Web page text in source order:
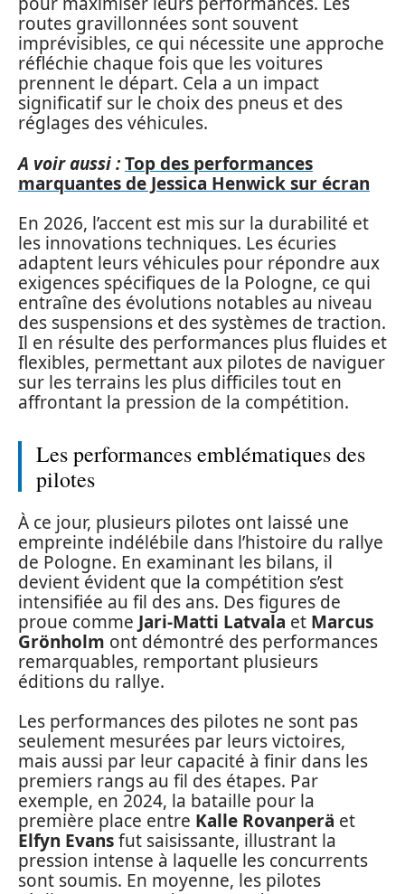
routes gravillonnées sont souvent
imprévisibles, ce qui nécessite une approche
réfléchie chaque fois que les voitures
prennent le départ. Cela a un impact
significatif sur le choix des pneus et des
réglages des véhicules.
A voir aussi :Top des performances
marquantes de Jessica Henwick sur écran
En 2026, l’accent est mis sur la durabilité et
les innovations techniques. Les écuries
adaptent leurs véhicules pour répondre aux
exigences spécifiques de la Pologne, ce qui
entraîne des évolutions notables au niveau
des suspensions et des systèmes de traction.
Il en résulte des performances plus fluides et
flexibles, permettant aux pilotes de naviguer
sur les terrains les plus difficiles tout en
affrontant la pression de la compétition.
Les performances emblématiques des
pilotes
À ce jour, plusieurs pilotes ont laissé une
empreinte indélébile dans l’histoire du rallye
de Pologne. En examinant les bilans, il
devient évident que la compétition s’est
intensifiée au fil des ans. Des figures de
proue comme Jari-Matti Latvala et Marcus
Grönholm ont démontré des performances
remarquables, remportant plusieurs
éditions du rallye.
Les performances des pilotes ne sont pas
seulement mesurées par leurs victoires,
mais aussi par leur capacité à finir dans les
premiers rangs au fil des étapes. Par
exemple, en 2024, la bataille pour la
première place entre Kalle Rovanperä et
Elfyn Evansfut saisissante, illustrant la
pression intense à laquelle les concurrents
sont soumis. En moyenne, les pilotes